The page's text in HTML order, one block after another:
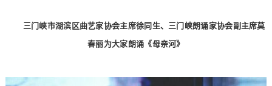
三门峡市湖滨区曲艺家协会主席徐同生、三门峡朗诵家协会副主席莫
春丽为大家朗诵《母亲河》